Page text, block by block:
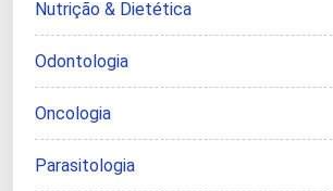
Nutrição & Dietética
Odontologia
Oncologia
Parasitologia